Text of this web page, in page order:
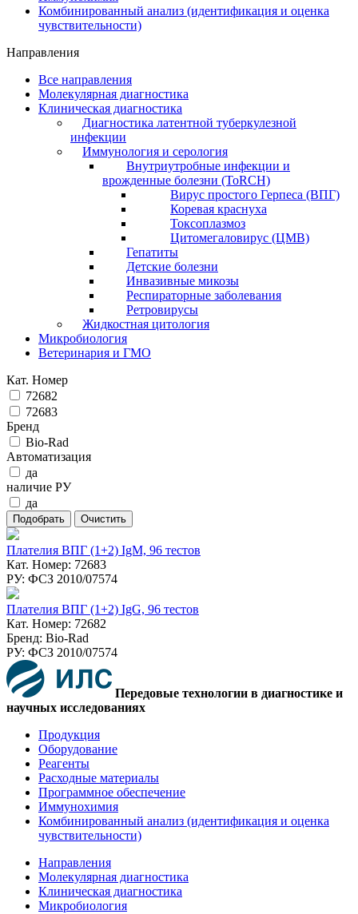
Комбинированный анализ (идентификация и оценка
чувствительности)
Направления
Все направления
Молекулярная диагностика
Клиническая диагностика
Диагностика латентной туберкулезной
инфекции
Иммунология и серология
Внутриутробные инфекции и
врожденные болезни (ToRCH)
Вирус простого Герпеса (ВПГ)
Коревая краснуха
Токсоплазмоз
Цитомегаловирус (ЦМВ)
Гепатиты
Детские болезни
Инвазивные микозы
Респираторные заболевания
Ретровирусы
Жидкостная цитология
Микробиология
Ветеринария и ГМО
Кат. Номер
72682
72683
Бренд
Bio-Rad
Автоматизация
да
наличие РУ
да
Плателия ВПГ (1+2) IgM, 96 тестов
Кат. Номер: 72683
РУ: ФСЗ 2010/07574
Плателия ВПГ (1+2) IgG, 96 тестов
Кат. Номер: 72682
Бренд: Bio-Rad
РУ: ФСЗ 2010/07574
Передовые технологии в диагностике и
научных исследованиях
Продукция
Оборудование
Реагенты
Расходные материалы
Программное обеспечение
Иммунохимия
Комбинированный анализ (идентификация и оценка
чувствительности)
Направления
Молекулярная диагностика
Клиническая диагностика
Микробиология